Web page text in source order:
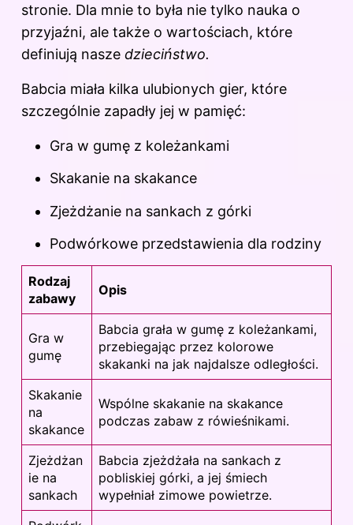
stronie. Dla mnie to była nie tylko nauka o
przyjaźni, ale także o wartościach, które
definiują nasze dzieciństwo.
Babcia miała kilka ulubionych gier, które
szczególnie zapadły jej w pamięć:
Gra w gumę z koleżankami
Skakanie na skakance
Zjeżdżanie na sankach z górki
Podwórkowe przedstawienia dla rodziny
Rodzaj
zabawy
Opis
Gra w
gumę
Babcia grała w gumę z koleżankami,
przebiegając przez kolorowe
skakanki na jak najdalsze odległości.
Skakanie
na
skakance
Wspólne skakanie na skakance
podczas zabaw z rówieśnikami.
Zjeżdżan
ie na
sankach
Babcia zjeżdżała na sankach z
pobliskiej górki, a jej śmiech
wypełniał zimowe powietrze.